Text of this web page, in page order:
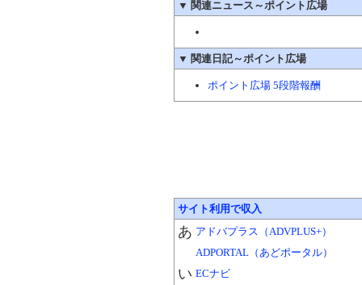
▼ 関連ニュース～ポイント広場
▼ 関連日記～ポイント広場
ポイント広場 5段階報酬
サイト利用で収入
あ アドバプラス（ADVPLUS+）
ADPORTAL（あどポータル）
い ECナビ